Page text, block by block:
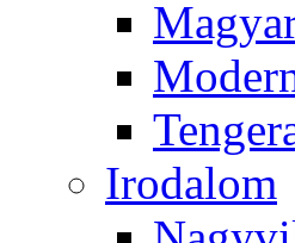
Irodalom